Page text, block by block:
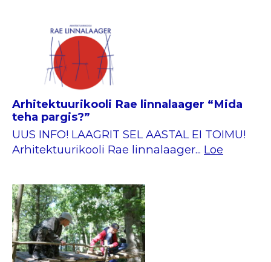
Arhitektuurikooli Rae linnalaager “Mida
teha pargis?”
UUS INFO! LAAGRIT SEL AASTAL EI TOIMU!
Arhitektuurikooli Rae linnalaager... Loe